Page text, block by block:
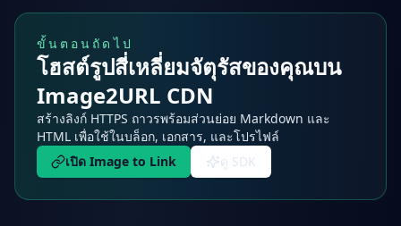
ขั้นตอนถัดไป
โฮสต์รูปสี่เหลี่ยมจัตุรัสของคุณบน
Image2URL CDN
สร้างลิงก์ HTTPS ถาวรพร้อมส่วนย่อย Markdown และ
HTML เพื่อใช้ในบล็อก, เอกสาร, และโปรไฟล์
เปิด Image to Link
ดู SDK